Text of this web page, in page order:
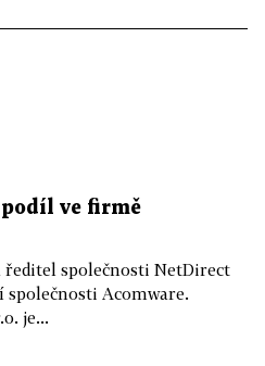
podíl ve firmě
ředitel společnosti NetDirect
Acomware.
je...